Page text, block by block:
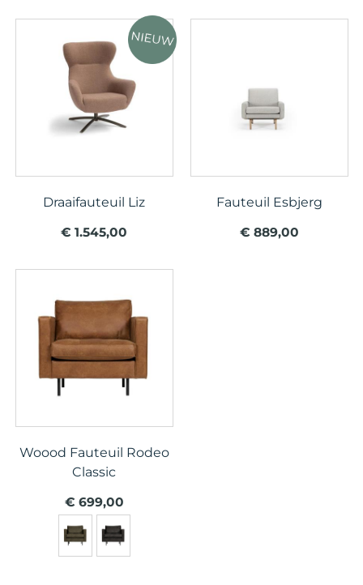
Draaifauteuil Liz
€ 1.545,00
Fauteuil Esbjerg
€ 889,00
Woood Fauteuil Rodeo
Classic
€ 699,00